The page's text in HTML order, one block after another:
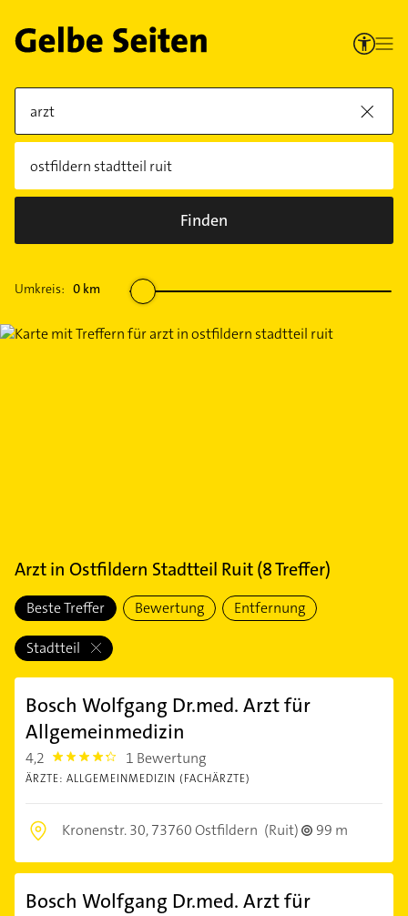
Finden
Umkreis: 0 km
Arztin Ostfildern Stadtteil Ruit(8Treffer)
Beste Treffer Bewertung Entfernung
Stadtteil
Bosch Wolfgang Dr.med. Arzt für
Allgemeinmedizin
4,2 4.2000003 1 Bewertung
ÄRZTE: ALLGEMEINMEDIZIN (FACHÄRZTE)
Kronenstr. 30,73760 Ostfildern (Ruit) 99 m
Bosch Wolfgang Dr.med. Arzt für